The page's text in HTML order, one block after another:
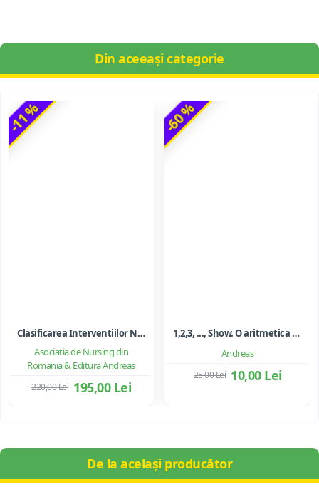
Din aceeași categorie
-11 %
Asociatia de Nursing din
Romania & Editura Andreas
Clasificarea Interventiilor Nursing (NIC)
195,00 Lei
220,00 Lei
-60 %
Andreas
1,2,3, ..., Show. O aritmetica emotionala, o poezie a matematicii - Ioan Dancila
10,00 Lei
25,00 Lei
De la același producător